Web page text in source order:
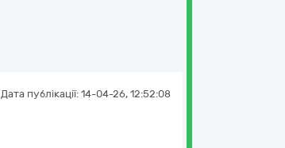
Дата публікації: 14-04-26, 12:52:08